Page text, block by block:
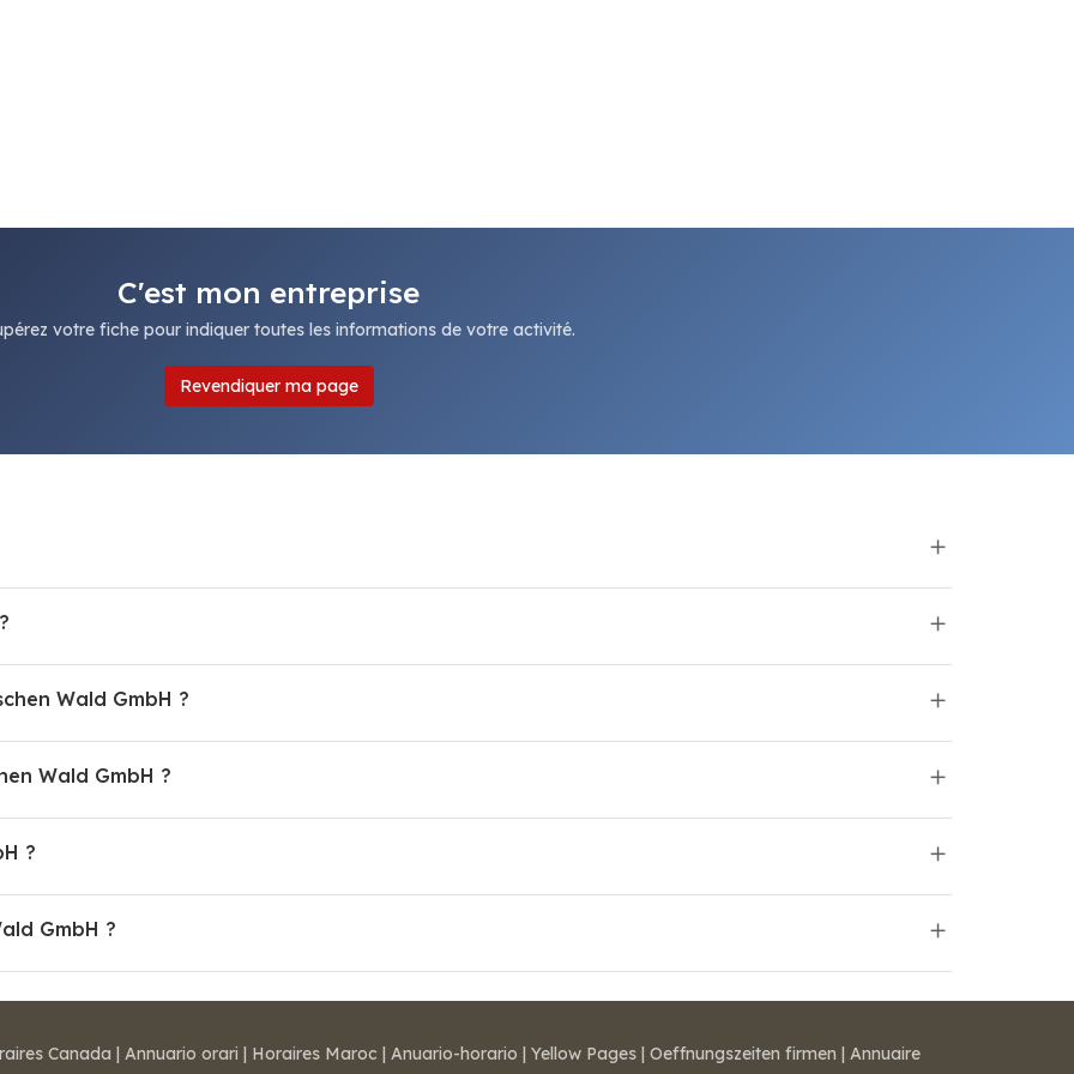
C'est mon entreprise
votre fiche pour indiquer toutes les informations de votre activité.
Revendiquer ma page
Wald GmbH ?
Wald GmbH ?
?
GmbH ?
Canada | Annuario orari | Horaires Maroc | Anuario-horario | Yellow Pages | Oeffnungszeiten firmen | Annuaire